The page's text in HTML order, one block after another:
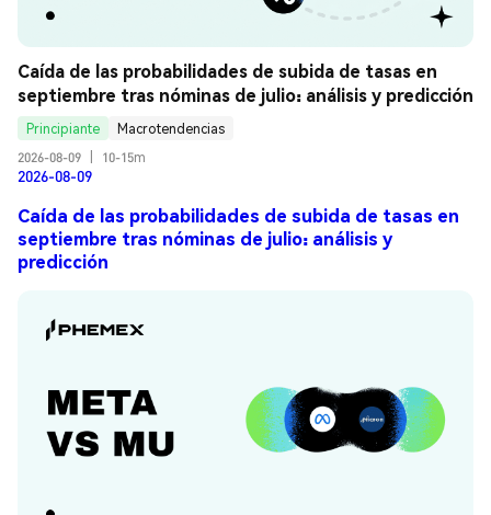
Caída de las probabilidades de subida de tasas en
septiembre tras nóminas de julio: análisis y predicción
Principiante
Macrotendencias
2026-08-09
10-15m
2026-08-09
Caída de las probabilidades de subida de tasas en
septiembre tras nóminas de julio: análisis y
predicción